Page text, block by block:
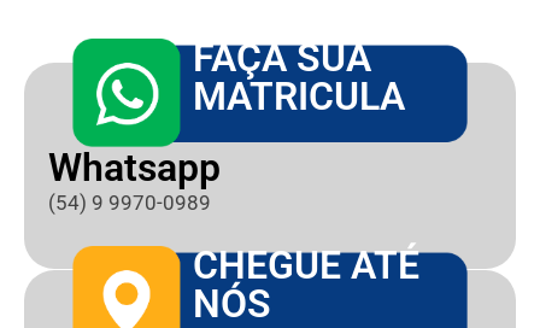
FAÇA SUA
MATRICULA
Whatsapp
(54) 9 9970-0989
CHEGUE ATÉ
NÓS